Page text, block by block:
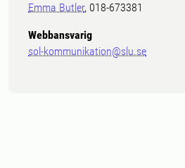
Emma Butler, 018-673381
Webbansvarig
sol-kommunikation@slu.se